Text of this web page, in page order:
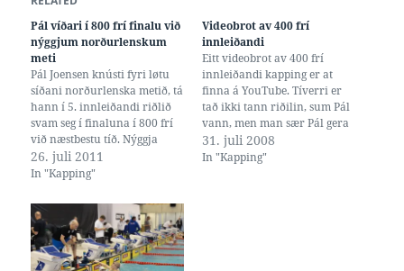
Pál víðari í 800 frí finalu við
nýggjum norðurlenskum
meti
Pál Joensen knústi fyri løtu
síðani norðurlenska metið, tá
hann í 5. innleiðandi riðlið
svam seg í finaluna í 800 frí
við næstbestu tíð. Nýggja
metið hjá Páli er 7:45.55.
Mads Glæsner átti gamla
superdrakt í HM 2009 í Rom.
Pál og hinir svimjarnir…
26. juli 2011
In "Kapping"
Videobrot av 400 frí
innleiðandi
Eitt videobrot av 400 frí
innleiðandi kapping er at
finna á YouTube. Tíverri er
tað ikki tann riðilin, sum Pál
vann, men man sær Pál gera
seg kláran við geil 4 mótir
endanum av brotinum.
31. juli 2008
In "Kapping"